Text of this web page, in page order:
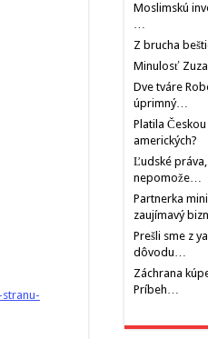
Moslimskú
…
Z brucha
Minulosť
Dve tváre
úprimný…
Platila
amerických?
Ľudské
nepomože…
Partnerka
zaujímavý
Prešli sme z
dôvodu…
Záchrana
Príbeh…